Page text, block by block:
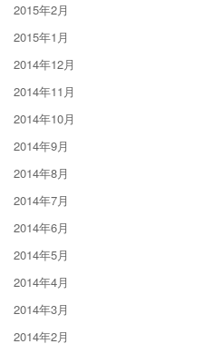
2015年2月
2015年1月
2014年12月
2014年11月
2014年10月
2014年9月
2014年8月
2014年7月
2014年6月
2014年5月
2014年4月
2014年3月
2014年2月